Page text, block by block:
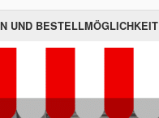
UND BESTELLMÖGLICHKEIT